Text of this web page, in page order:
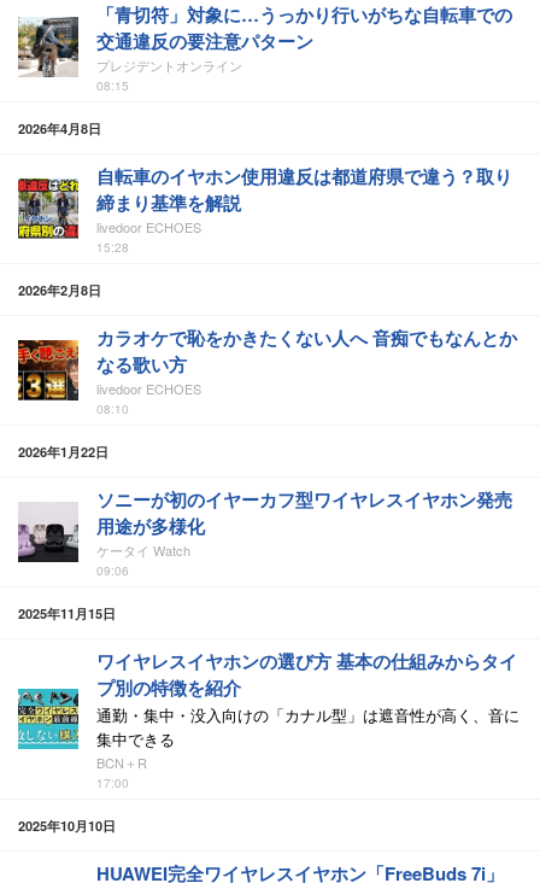
「青切符」対象に…うっかり行いがちな自転車での
交通違反の要注意パターン
プレジデントオンライン
08:15
2026年4月8日
自転車のイヤホン使用違反は都道府県で違う？取り
締まり基準を解説
livedoor ECHOES
15:28
2026年2月8日
カラオケで恥をかきたくない人へ 音痴でもなんとか
なる歌い方
livedoor ECHOES
08:10
2026年1月22日
ソニーが初のイヤーカフ型ワイヤレスイヤホン発売
用途が多様化
ケータイ Watch
09:06
2025年11月15日
ワイヤレスイヤホンの選び方 基本の仕組みからタイ
プ別の特徴を紹介
通勤・集中・没入向けの「カナル型」は遮音性が高く、音に
集中できる
BCN＋R
17:00
2025年10月10日
HUAWEI完全ワイヤレスイヤホン「FreeBuds 7i」